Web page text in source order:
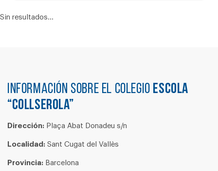
Sin resultados...
Información sobre el colegio ESCOLA
“COLLSEROLA”
Dirección: Plaça Abat Donadeu s/n
Localidad: Sant Cugat del Vallès
Provincia: Barcelona